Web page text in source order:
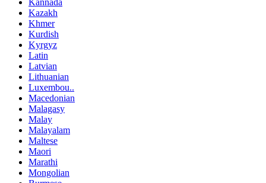
Kazakh
Khmer
Kurdish
Kyrgyz
Latin
Latvian
Lithuanian
Luxembou..
Macedonian
Malagasy
Malay
Malayalam
Maltese
Maori
Marathi
Mongolian